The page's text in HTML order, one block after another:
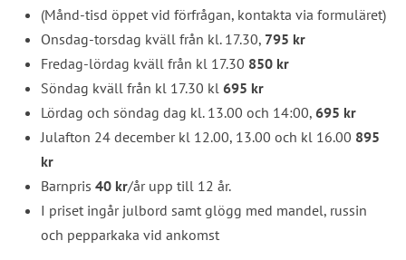
(Månd-tisd öppet vid förfrågan, kontakta via formuläret)
Onsdag-torsdag kväll från kl. 17.30, 795 kr
Fredag-lördag kväll från kl 17.30 850 kr
Söndag kväll från kl 17.30 kl 695 kr
Lördag och söndag dag kl. 13.00 och 14:00, 695 kr
Julafton 24 december kl 12.00, 13.00 och kl 16.00 895
kr
Barnpris 40 kr/år upp till 12 år.
I priset ingår julbord samt glögg med mandel, russin
och pepparkaka vid ankomst